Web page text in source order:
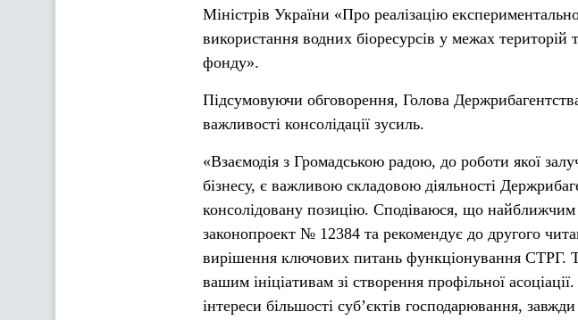
Міністрів України «Про реалізацію
використання водних біоресурсів у межах територій
фонду».
Підсумовуючи обговорення, Голова
важливості консолідації зусиль.
«Взаємодія з Громадською радою, до роботи якої
бізнесу, є важливою складовою діяльності
консолідовану позицію. Сподіваюся, що найближчим
законопроект № 12384 та рекомендує до другого
вирішення ключових питань функціонування СТРГ.
вашим ініціативам зі створення профільної
інтереси більшості суб’єктів господарювання,